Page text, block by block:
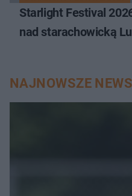
Starlight Festival
nad starachowicką
NAJNOWSZE